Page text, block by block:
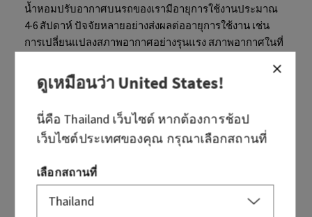
น้ำหอมปรับอากาศบนรถของเรามีอายุการใช้งานประมาณ
4-6 สัปดาห์ ปัจจัยหลายอย่างส่งผลต่ออายุการใช้งาน เช่น
การเปลี่ยนแปลงสภาพอากาศอย่างรุนแรง สภาพอากาศในที่
เป็นเวลานาน น้ำหอมอาจยังคงเหลืออยู่แม้ว่ากลิ่นจะจางหาย
ไปแล้ว
บทความนี้มีประโยชน์หรือไม่
ดูเหมือนว่าUnited States!
นี่คือ Thailand เว็บไซต์ หากต้องการช้อป
เว็บไซต์ประเทศของคุณ กรุณาเลือกสถานที่
เลือกสถานที่